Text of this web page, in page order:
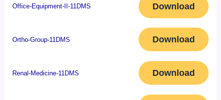
Office-Equipment-II-11DMS Download
Ortho-Group-11DMS Download
Renal-Medicine-11DMS Download